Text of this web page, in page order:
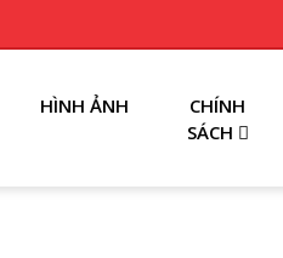
HÌNH ẢNH
CHÍNH
SÁCH